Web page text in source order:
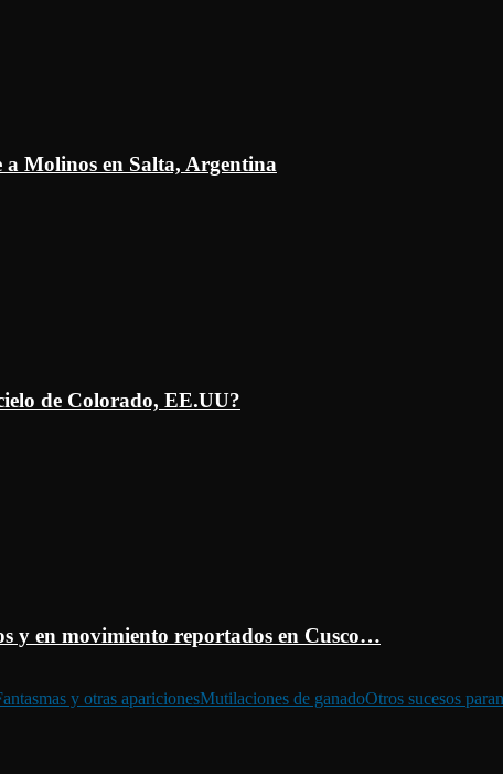
Molinos en Salta, Argentina
de Colorado, EE.UU?
y en movimiento reportados en Cusco…
y otras aparicionesMutilaciones de ganadoOtros sucesos